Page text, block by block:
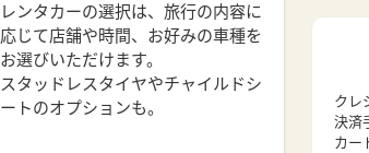
レンタカーの選択は、旅行の内容に
応じて店舗や時間、お好みの車種を
お選びいただけます。
スタッドレスタイヤやチャイルドシ
ートのオプションも。
クレ
決済
カー